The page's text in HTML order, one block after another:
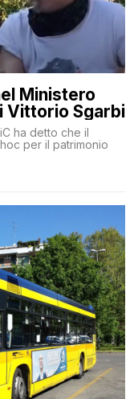
Ministero
Vittorio Sgarbi
ha detto che il
per il patrimonio